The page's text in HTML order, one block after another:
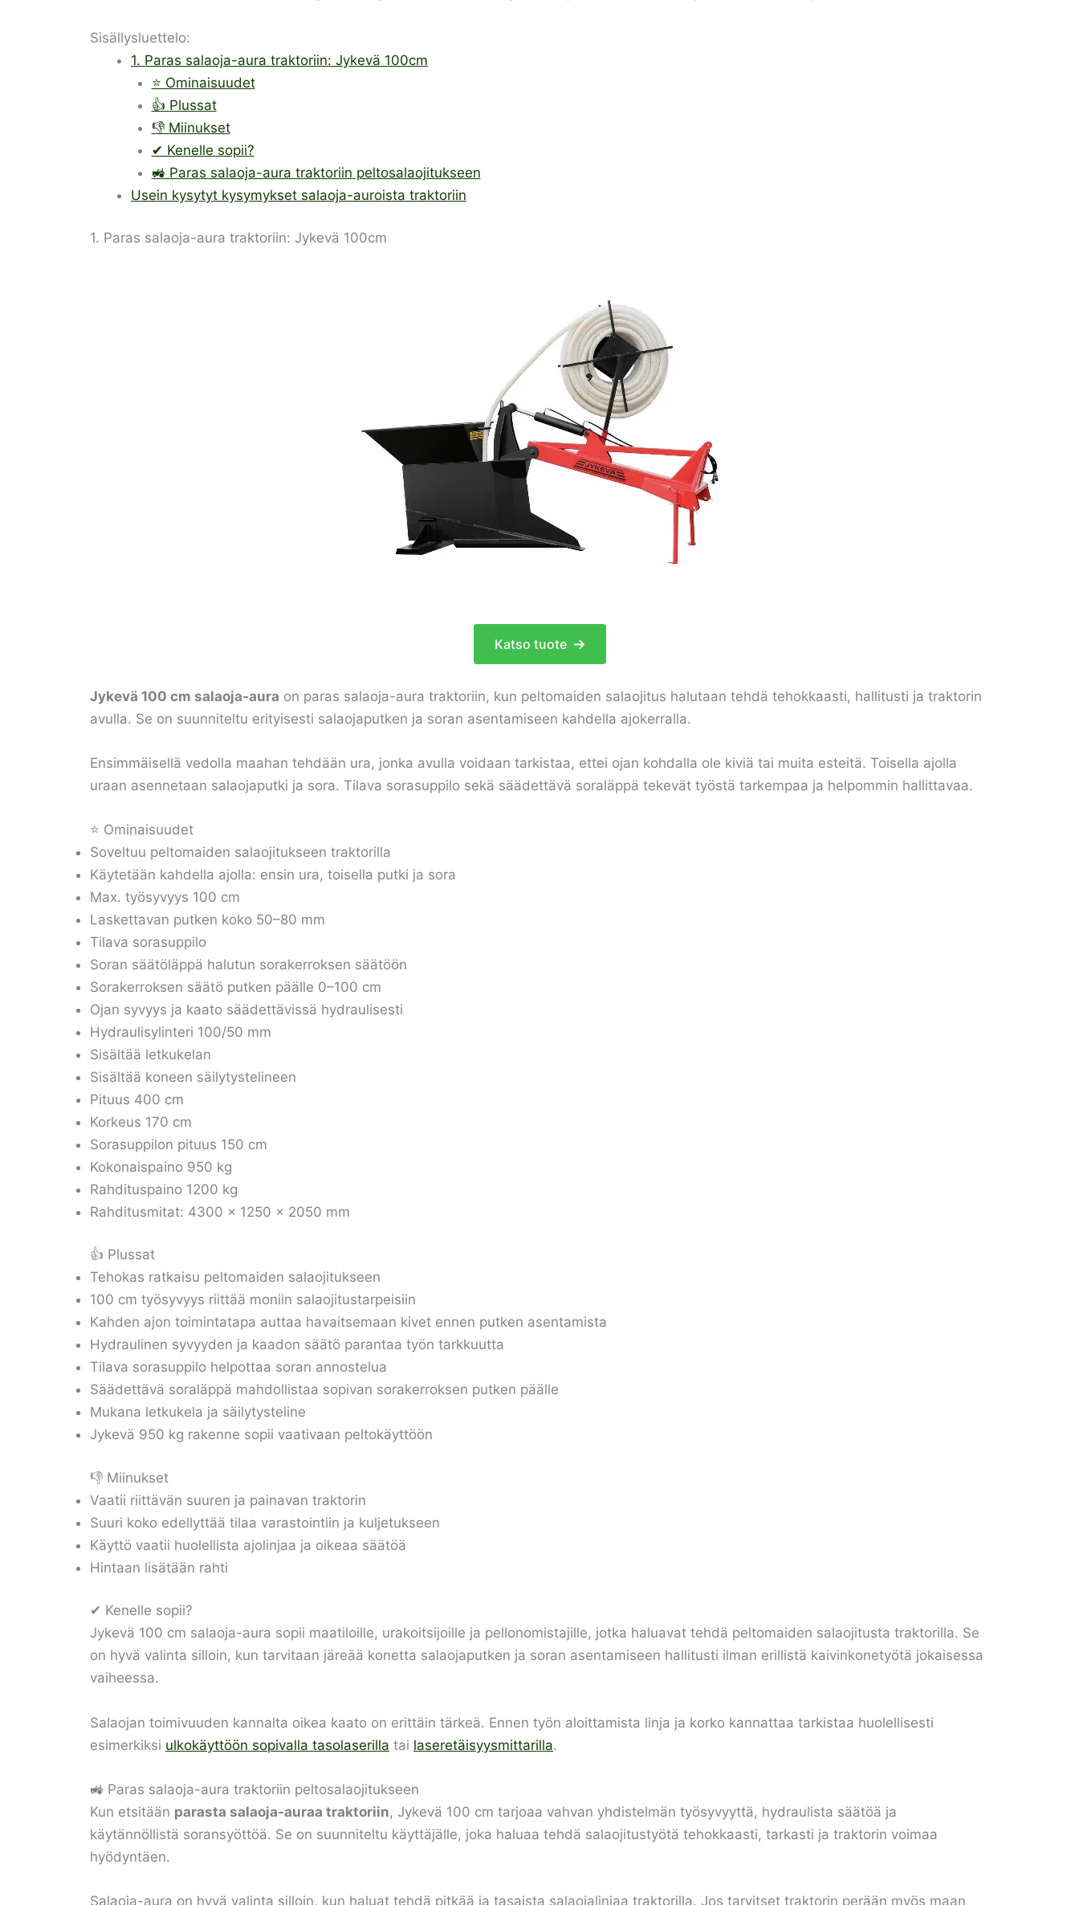
Sisällysluettelo:
1. Paras salaoja-aura traktoriin: Jykevä 100cm
⭐ Ominaisuudet
👍 Plussat
👎 Miinukset
✔ Kenelle sopii?
🚜 Paras salaoja-aura traktoriin peltosalaojitukseen
Usein kysytyt kysymykset salaoja-auroista traktoriin
1. Paras salaoja-aura traktoriin: Jykevä 100cm
Katso tuote
Jykevä 100 cm salaoja-aura on paras salaoja-aura traktoriin, kun peltomaiden salaojitus halutaan tehdä tehokkaasti, hallitusti ja traktorin
avulla. Se on suunniteltu erityisesti salaojaputken ja soran asentamiseen kahdella ajokerralla.
Ensimmäisellä vedolla maahan tehdään ura, jonka avulla voidaan tarkistaa, ettei ojan kohdalla ole kiviä tai muita esteitä. Toisella ajolla
uraan asennetaan salaojaputki ja sora. Tilava sorasuppilo sekä säädettävä soraläppä tekevät työstä tarkempaa ja helpommin hallittavaa.
⭐ Ominaisuudet
Soveltuu peltomaiden salaojitukseen traktorilla
Käytetään kahdella ajolla: ensin ura, toisella putki ja sora
Max. työsyvyys 100 cm
Laskettavan putken koko 50–80 mm
Tilava sorasuppilo
Soran säätöläppä halutun sorakerroksen säätöön
Sorakerroksen säätö putken päälle 0–100 cm
Ojan syvyys ja kaato säädettävissä hydraulisesti
Hydraulisylinteri 100/50 mm
Sisältää letkukelan
Sisältää koneen säilytystelineen
Pituus 400 cm
Korkeus 170 cm
Sorasuppilon pituus 150 cm
Kokonaispaino 950 kg
Rahdituspaino 1200 kg
Rahditusmitat: 4300 x 1250 x 2050 mm
👍 Plussat
Tehokas ratkaisu peltomaiden salaojitukseen
100 cm työsyvyys riittää moniin salaojitustarpeisiin
Kahden ajon toimintatapa auttaa havaitsemaan kivet ennen putken asentamista
Hydraulinen syvyyden ja kaadon säätö parantaa työn tarkkuutta
Tilava sorasuppilo helpottaa soran annostelua
Säädettävä soraläppä mahdollistaa sopivan sorakerroksen putken päälle
Mukana letkukela ja säilytysteline
Jykevä 950 kg rakenne sopii vaativaan peltokäyttöön
👎 Miinukset
Vaatii riittävän suuren ja painavan traktorin
Suuri koko edellyttää tilaa varastointiin ja kuljetukseen
Käyttö vaatii huolellista ajolinjaa ja oikeaa säätöä
Hintaan lisätään rahti
✔ Kenelle sopii?
Jykevä 100 cm salaoja-aura sopii maatiloille, urakoitsijoille ja pellonomistajille, jotka haluavat tehdä peltomaiden salaojitusta traktorilla. Se
on hyvä valinta silloin, kun tarvitaan järeää konetta salaojaputken ja soran asentamiseen hallitusti ilman erillistä kaivinkonetyötä jokaisessa
vaiheessa.
Salaojan toimivuuden kannalta oikea kaato on erittäin tärkeä. Ennen työn aloittamista linja ja korko kannattaa tarkistaa huolellisesti
esimerkiksi ulkokäyttöön sopivalla tasolaserilla tai laseretäisyysmittarilla.
🚜 Paras salaoja-aura traktoriin peltosalaojitukseen
Kun etsitään parasta salaoja-auraa traktoriin, Jykevä 100 cm tarjoaa vahvan yhdistelmän työsyvyyttä, hydraulista säätöä ja
käytännöllistä soransyöttöä. Se on suunniteltu käyttäjälle, joka haluaa tehdä salaojitustyötä tehokkaasti, tarkasti ja traktorin voimaa
hyödyntäen.
Salaoja-aura on hyvä valinta silloin, kun haluat tehdä pitkää ja tasaista salaojalinjaa traktorilla. Jos tarvitset traktorin perään myös maan